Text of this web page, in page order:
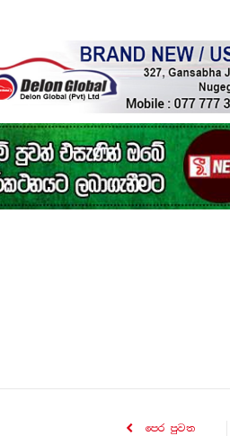
පෙර පුව​ත